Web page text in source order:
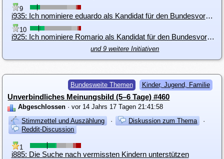
9
i935: Ich nominiere eduardo als Kandidat für den Bundesvorstand
10
i925: Ich nominiere Romario als Kandidat für den Bundesvorstand
und 9 weitere Initiativen
Bundesweite Themen Kinder, Jugend, Familie
Unverbindliches Meinungsbild (5–6 Tage) #460
Abgeschlossen · vor 14 Jahrs 17 Tagen 21:41:58
Stimmzettel und Auszählung
· Diskussion zum Thema
·
Reddit-Discussion
1
i885: Die Suche nach vermissten Kindern unterstützen